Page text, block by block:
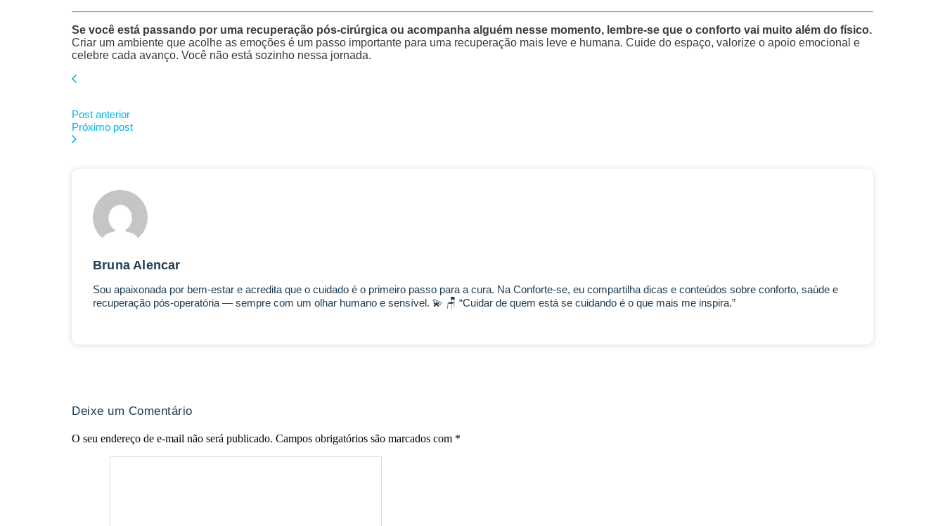
Se você está passando por uma recuperação pós-cirúrgica ou acompanha alguém nesse momento, lembre-se que o conforto vai muito além do físico.
Criar um ambiente que acolhe as emoções é um passo importante para uma recuperação mais leve e humana. Cuide do espaço, valorize o apoio emocional e
celebre cada avanço. Você não está sozinho nessa jornada.
Post anterior
Próximo post
Bruna Alencar
Sou apaixonada por bem-estar e acredita que o cuidado é o primeiro passo para a cura. Na Conforte-se, eu compartilha dicas e conteúdos sobre conforto, saúde e
recuperação pós-operatória — sempre com um olhar humano e sensível. 💫 🪑 “Cuidar de quem está se cuidando é o que mais me inspira.”
Deixe um Comentário
O seu endereço de e-mail não será publicado. Campos obrigatórios são marcados com *